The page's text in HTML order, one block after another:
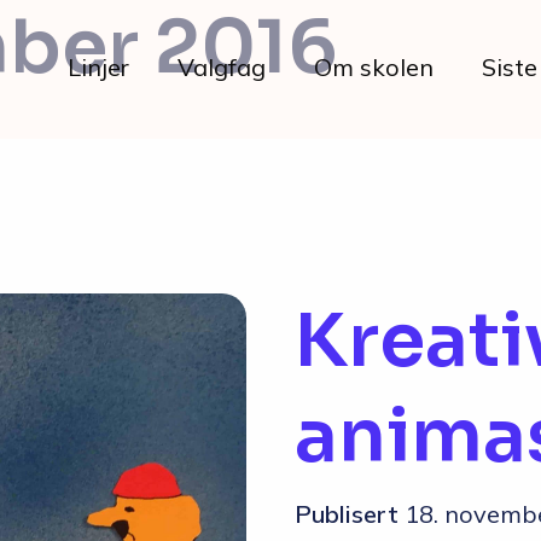
Linjer Valgfag Om skolen
Hverdagen
Her bor du
2016
Publisert 18.